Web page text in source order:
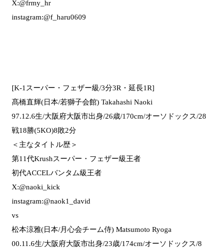
X:@frmy_hr
instagram:@f_haru0609
[K-1スーパー・フェザー級/3分3R・延長1R]
髙橋直輝(日本/若獅子会館) Takahashi Naoki
97.12.6生/大阪府大阪市出身/26歳/170cm/オーソドックス/28
戦18勝(5KO)8敗2分
＜主なタイトル歴＞
第11代Krushスーパー・フェザー級王者
初代ACCELバンタム級王者
X:@naoki_kick
instagram:@naok1_david
vs
松本涼雅(日本/月心会チーム侍) Matsumoto Ryoga
00.11.6生/大阪府大阪市出身/23歳/174cm/オーソドックス/8